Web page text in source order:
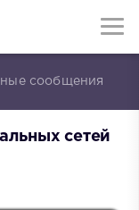
сообщения
сетей